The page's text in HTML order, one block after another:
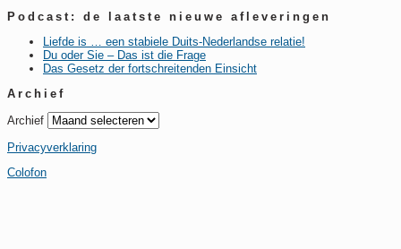
Podcast: de laatste nieuwe afleveringen
Liefde is … een stabiele Duits-Nederlandse relatie!
Du oder Sie – Das ist die Frage
Das Gesetz der fortschreitenden Einsicht
Archief
Archief
Privacyverklaring
Colofon